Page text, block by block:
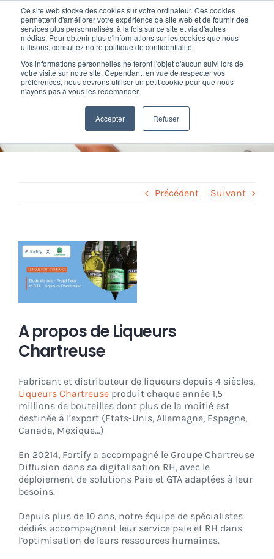
Ce site web stocke des cookies sur votre ordinateur. Ces cookies
permettent d'améliorer votre expérience de site web et de fournir des
services plus personnalisés, à la fois sur ce site et via d'autres
médias. Pour obtenir plus d'informations sur les cookies que nous
utilisons, consultez notre politique de confidentialité.
Vos informations personnelles ne feront l'objet d'aucun suivi lors de
votre visite sur notre site. Cependant, en vue de respecter vos
préférences, nous devrons utiliser un petit cookie pour que nous
n'ayons pas à vous les redemander.
Accepter Refuser
Passer
contenu
Nos offres
Formation
Nos clients
Fortify
Support
Etude de cas – Projet Paie et
GTA – Liqueurs Chartreuse
»Etude de cas – Projet Paie et GTA – Liqueurs
Chartreuse
Précédent Suivant
Voir
l'image
agrandie
A propos de Liqueurs
Chartreuse
Fabricant et distributeur de liqueurs depuis 4 siècles,
Liqueurs Chartreuse produit chaque année 1,5
millions de bouteilles dont plus de la moitié est
destinée à l’export (Etats-Unis, Allemagne, Espagne,
Canada, Mexique…)
En 20214, Fortify a accompagné le Groupe Chartreuse
Diffusion dans sa digitalisation RH, avec le
déploiement de solutions Paie et GTA adaptées à leur
besoins.
Depuis plus de 10 ans, notre équipe de spécialistes
dédiés accompagnent leur service paie et RH dans
l’optimisation de leurs ressources humaines.